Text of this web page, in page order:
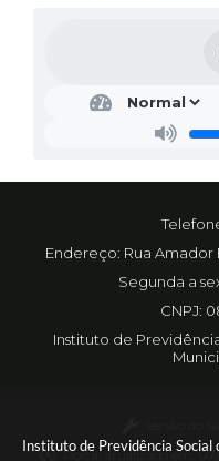
Instituto de Previdência Social
Endereço: Rua Amador
Segunda a
CNPJ:
Instituto de
Portal atualizado em: